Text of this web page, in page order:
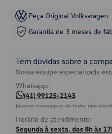
Peça Original Volkswagen
Garantia de 3 meses de
Tem dúvidas sobre a
Nossa equipe especializada
Whatsapp:
(41) 99125-2143
(apenas mensagens de texto, não
Horário de atendimento:
Segunda à sexta, das 8h às